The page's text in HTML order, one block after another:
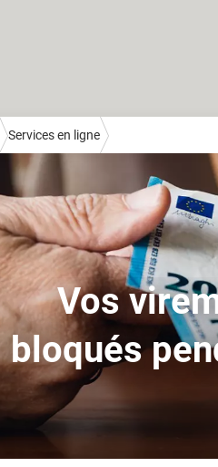
Services en ligne
Vos
bloqués